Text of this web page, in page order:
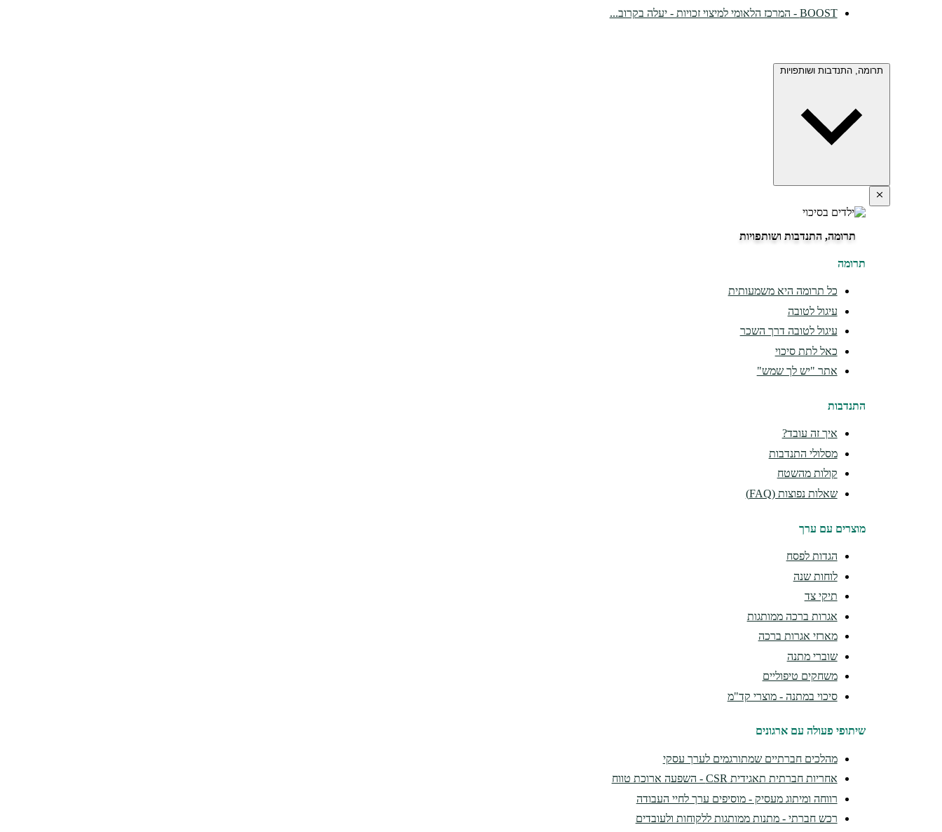
BOOST - המרכז הלאומי למיצוי זכויות - יעלה בקרוב...
תרומה, התנדבות ושותפויות
תרומה, התנדבות ושותפויות
תרומה
כל תרומה היא משמעותית
עיגול לטובה
עיגול לטובה דרך השכר
כאל לתת סיכוי
אתר "יש לך שמש"
התנדבות
איך זה עובד?
מסלולי התנדבות
קולות מהשטח
שאלות נפוצות (FAQ)
מוצרים עם ערך
הגדות לפסח
לוחות שנה
תיקי צד
אגרות ברכה ממותגות
מארזי אגרות ברכה
שוברי מתנה
משחקים טיפוליים
סיכוי במתנה - מוצרי קד"מ
שיתופי פעולה עם ארגונים
מהלכים חברתיים שמתורגמים לערך עסקי
אחריות חברתית תאגידית CSR - השפעה ארוכת טווח
רווחה ומיתוג מעסיק - מוסיפים ערך לחיי העבודה
רכש חברתי - מתנות ממותגות ללקוחות ולעובדים